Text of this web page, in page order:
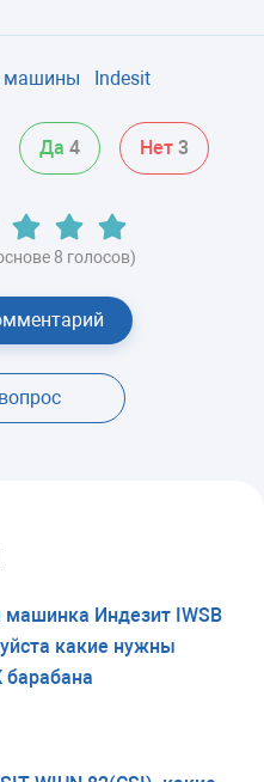
машины Indesit
Да 4 Нет 3
8 голосов)
машинка Индезит IWSB
какие нужны